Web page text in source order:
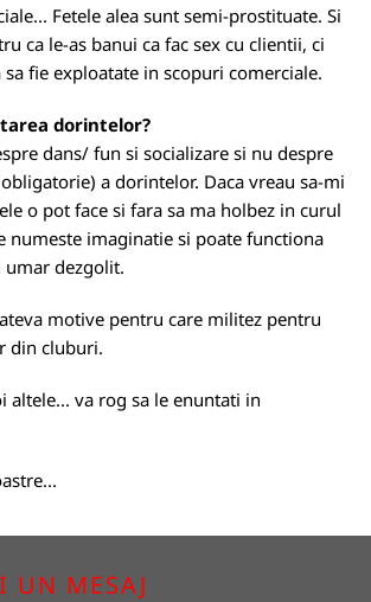
Fetele alea sunt semi-prostituate. Si
ca le-as banui ca fac sex cu clientii, ci
sa fie exploatate in scopuri comerciale.
dorintelor?
dans/ fun si socializare si nu despre
a dorintelor. Daca vreau sa-mi
o pot face si fara sa ma holbez in curul
numeste imaginatie si poate functiona
umar dezgolit.
motive pentru care militez pentru
din cluburi.
altele... va rog sa le enuntati in
UN MESAJ